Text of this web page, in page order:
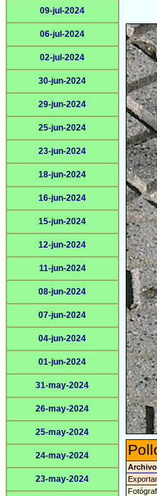
09-jul-2024
06-jul-2024
02-jul-2024
30-jun-2024
29-jun-2024
25-jun-2024
23-jun-2024
18-jun-2024
16-jun-2024
15-jun-2024
12-jun-2024
11-jun-2024
08-jun-2024
07-jun-2024
04-jun-2024
01-jun-2024
31-may-2024
26-may-2024
25-may-2024
24-may-2024
23-may-2024